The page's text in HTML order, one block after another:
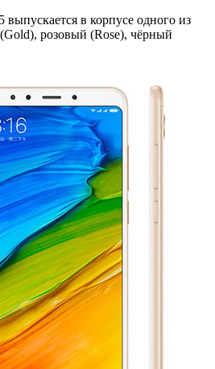
в корпусе одного из
розовый (Rose), чёрный